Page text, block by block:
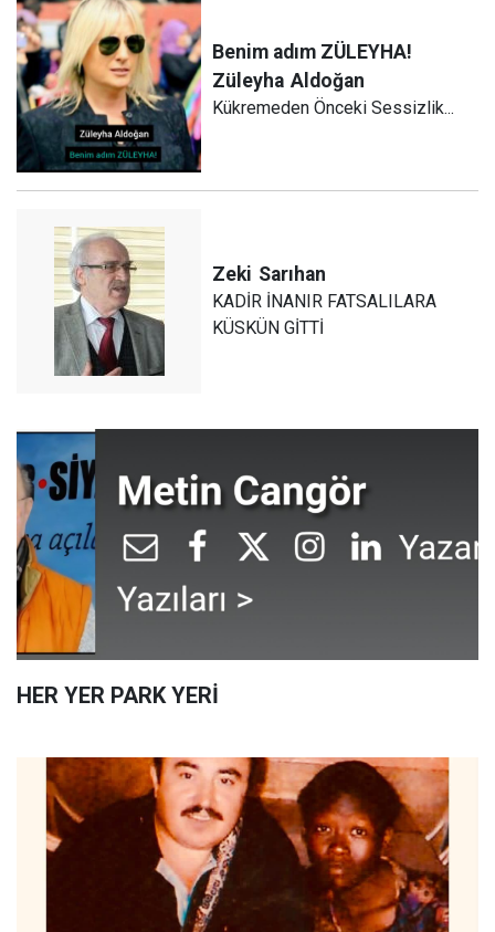
Benim adım ZÜLEYHA!
Züleyha Aldoğan
Kükremeden Önceki Sessizlik...
Zeki Sarıhan
KADİR İNANIR FATSALILARA
KÜSKÜN GİTTİ
HER YER PARK YERİ